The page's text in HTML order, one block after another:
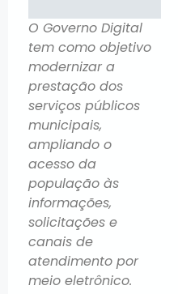
O Governo Digital
tem como objetivo
modernizar a
prestação dos
serviços públicos
municipais,
ampliando o
acesso da
população às
informações,
solicitações e
canais de
atendimento por
meio eletrônico.